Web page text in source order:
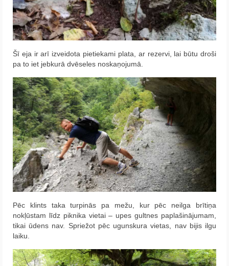
Šī eja ir arī izveidota pietiekami plata, ar rezervi, lai būtu droši
pa to iet jebkurā dvēseles noskaņojumā.
Pēc klints taka turpinās pa mežu, kur pēc neilga brītiņa
nokļūstam līdz piknika vietai – upes gultnes paplašinājumam,
tikai ūdens nav. Spriežot pēc ugunskura vietas, nav bijis ilgu
laiku.